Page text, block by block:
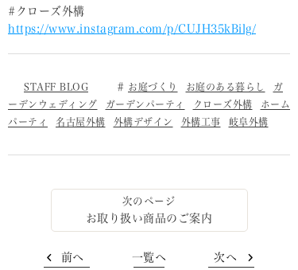
#クローズ外構
https://www.instagram.com/p/CUJH35kBilg/
STAFF BLOG お庭づくり お庭のある暮らし
ガ
ーデンウェディング
ガーデンパーティ クローズ外構
ホーム
パーティ
名古屋外構 外構デザイン 外構工事 岐阜外構
お取り扱い商品のご案内
前へ 一覧へ 次へ